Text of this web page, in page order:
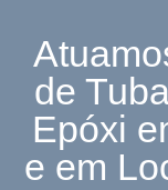
de
Epóxi
e em